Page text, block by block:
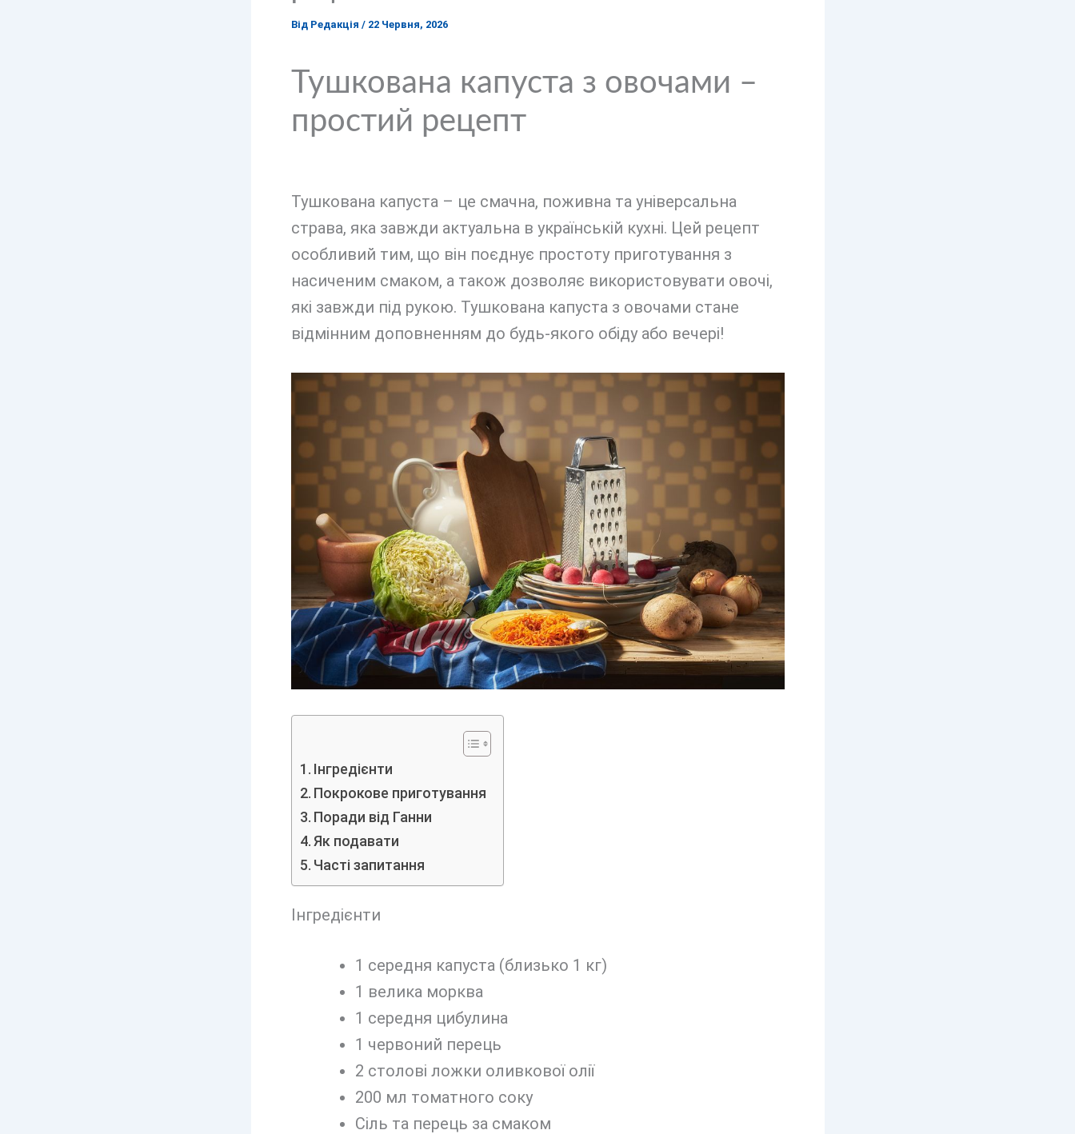
Від Редакція / 22 Червня, 2026
Тушкована капуста з овочами –
простий рецепт
Тушкована капуста – це смачна, поживна та універсальна
страва, яка завжди актуальна в українській кухні. Цей рецепт
особливий тим, що він поєднує простоту приготування з
насиченим смаком, а також дозволяє використовувати овочі,
які завжди під рукою. Тушкована капуста з овочами стане
відмінним доповненням до будь-якого обіду або вечері!
Інгредієнти
Покрокове приготування
Поради від Ганни
Як подавати
Часті запитання
Інгредієнти
1 середня капуста (близько 1 кг)
1 велика морква
1 середня цибулина
1 червоний перець
2 столові ложки оливкової олії
200 мл томатного соку
Сіль та перець за смаком